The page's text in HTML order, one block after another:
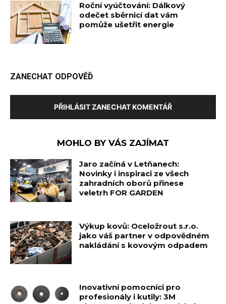
Roční vyúčtování: Dálkový
odečet sběrnicí dat vám
pomůže ušetřit energie
ZANECHAT ODPOVĚĎ
PŘIHLÁSIT ZANECHAT KOMENTÁŘ
MOHLO BY VÁS ZAJÍMAT
Jaro začíná v Letňanech:
Novinky i inspiraci ze všech
zahradních oborů přinese
veletrh FOR GARDEN
Výkup kovů: Oceložrout s.r.o.
jako váš partner v odpovědném
nakládání s kovovým odpadem
Inovativní pomocníci pro
profesionály i kutily: 3M